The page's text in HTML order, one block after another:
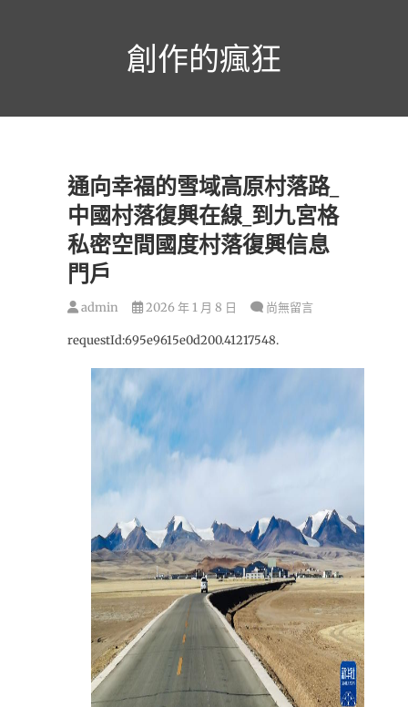
創作的瘋狂
通向幸福的雪域高原村落路_
中國村落復興在線_到九宮格
私密空間國度村落復興信息
門戶
admin 2026 年 1 月 8 日 尚無留言
requestId:695e9615e0d200.41217548.